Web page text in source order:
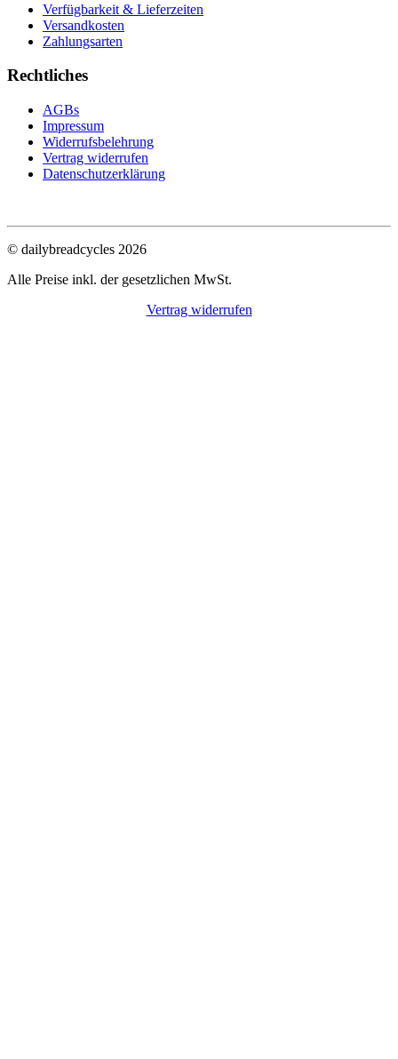
Verfügbarkeit & Lieferzeiten
Versandkosten
Zahlungsarten
Rechtliches
AGBs
Impressum
Widerrufsbelehrung
Vertrag widerrufen
Datenschutzerklärung
© dailybreadcycles 2026
Alle Preise inkl. der gesetzlichen MwSt.
Vertrag widerrufen